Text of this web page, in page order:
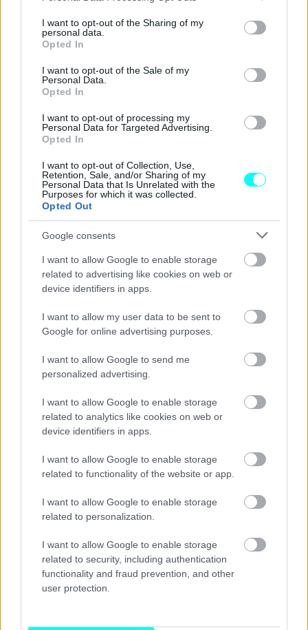
not limited to your visit or usage behaviour. You may click to
grant or deny consent to Google and its third-party tags to
use your data for below specified purposes in below Google
consent section.
I want to opt-out of the Sharing of my
personal data.
Opted In
I want to opt-out of the Sale of my
Personal Data.
Opted In
I want to opt-out of processing my
Personal Data for Targeted Advertising.
Opted In
I want to opt-out of Collection, Use,
Retention, Sale, and/or Sharing of my
Personal Data that Is Unrelated with the
Purposes for which it was collected.
Opted Out
Google consents
I want to allow Google to enable storage
related to advertising like cookies on web or
device identifiers in apps.
I want to allow my user data to be sent to
Google for online advertising purposes.
I want to allow Google to send me
personalized advertising.
I want to allow Google to enable storage
related to analytics like cookies on web or
device identifiers in apps.
I want to allow Google to enable storage
related to functionality of the website or app.
I want to allow Google to enable storage
related to personalization.
I want to allow Google to enable storage
related to security, including authentication
functionality and fraud prevention, and other
user protection.
Αναφορικά με τους διαθέσιμους κινητήρες για τις
κορυφαίες 8άρες, οι επιλογές όπως και πριν είναι τρεις
για τους ενδιαφερόμενους με την κίνηση να φτάνει,
ανάλογα με την έκδοση στους πίσω ή και στους τέσσερεις
Για τις κορυφαίεςBMW M850i xDrive Coupe, Gran
Coupe και Convertible, κάτω από το καπό έχουμε
τον V8 των 4,4 λίτρων, ο οποίος αποδίδει 530 ίππους
με την «βοήθεια» δύο υπερσυμπιεστών και την δύναμη να
φτάνει και στους τέσσερεις τροχούς.